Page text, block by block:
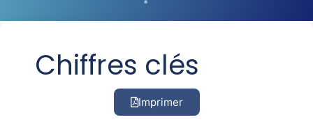
Chiffres clés
Imprimer